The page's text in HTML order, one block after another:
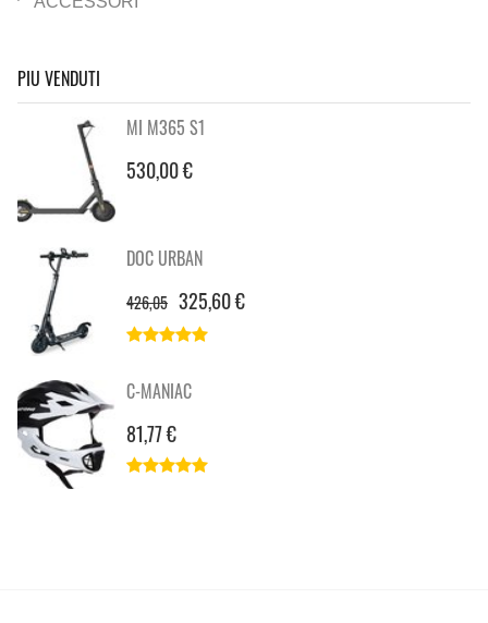
PIU VENDUTI
MI M365 S1
530,00 €
DOC URBAN
426,05 325,60 €
C-MANIAC
81,77 €